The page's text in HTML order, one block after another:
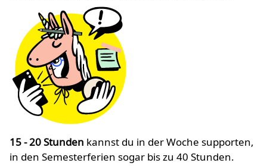
15 - 20 Stunden kannst du in der Woche supporten,
in den Semesterferien sogar bis zu 40 Stunden.